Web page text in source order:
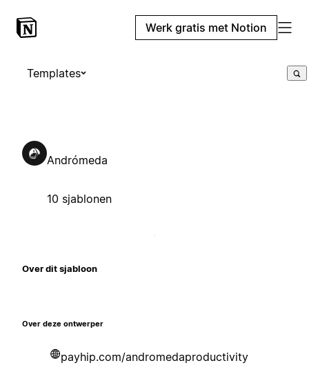
Werk gratis met Notion
Templates
Andrómeda
10 sjablonen
Over dit sjabloon
Over deze ontwerper
payhip.com/andromedaproductivity